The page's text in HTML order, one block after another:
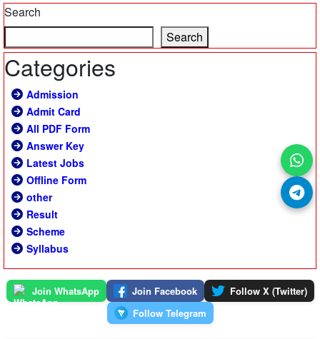
Search
Search
Categories
Admission
Admit Card
All PDF Form
Answer Key
Latest Jobs
Offline Form
other
Result
Scheme
Syllabus
Join WhatsApp Join Facebook
Follow X (Twitter)
Follow Telegram